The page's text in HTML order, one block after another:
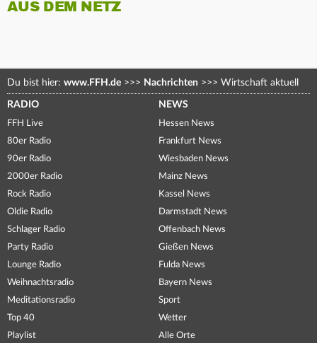
AUS DEM NETZ
Du bist hier: www.FFH.de >>> Nachrichten >>> Wirtschaft aktuell
RADIO
FFH Live
80er Radio
90er Radio
2000er Radio
Rock Radio
Oldie Radio
Schlager Radio
Party Radio
Lounge Radio
Weihnachtsradio
Meditationsradio
Top 40
Playlist
NEWS
Hessen News
Frankfurt News
Wiesbaden News
Mainz News
Kassel News
Darmstadt News
Offenbach News
Gießen News
Fulda News
Bayern News
Sport
Wetter
Alle Orte